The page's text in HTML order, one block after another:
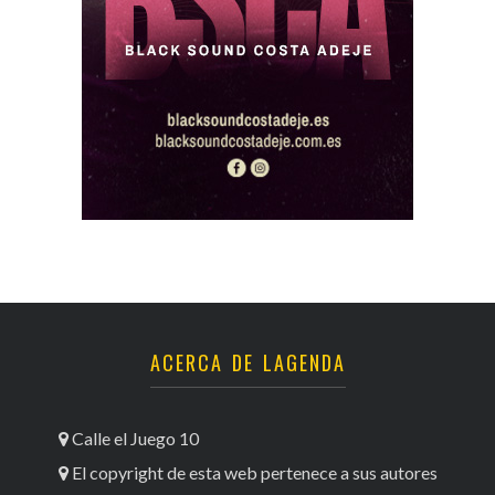
ACERCA DE LAGENDA
Calle el Juego 10
El copyright de esta web pertenece a sus autores